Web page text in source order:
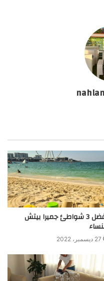
أفضل 3 شواطئ جميرا بيتش
27 ديسمبر، 2022